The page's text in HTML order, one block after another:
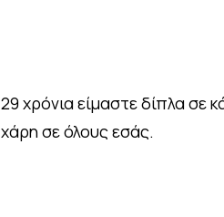
29 χρόνια είμαστε δίπλα σε
χάρη σε όλους εσάς.